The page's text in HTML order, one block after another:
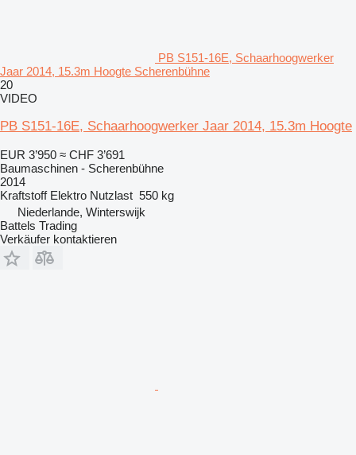
PB S151-16E, Schaarhoogwerker
Jaar 2014, 15.3m Hoogte Scherenbühne
20
VIDEO
PB S151-16E, Schaarhoogwerker Jaar 2014, 15.3m Hoogte
EUR 3’950 ≈ CHF 3’691
Baumaschinen - Scherenbühne
2014
Kraftstoff Elektro Nutzlast 550 kg
Niederlande, Winterswijk
Battels Trading
Verkäufer kontaktieren